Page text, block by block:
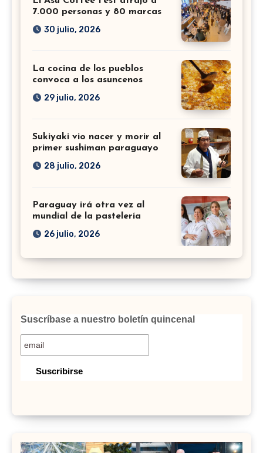
7.000 personas y 80 marcas
30 julio, 2026
La cocina de los pueblos
convoca a los asuncenos
29 julio, 2026
Sukiyaki vio nacer y morir al
primer sushiman paraguayo
28 julio, 2026
Paraguay irá otra vez al
mundial de la pastelería
26 julio, 2026
Suscríbase a nuestro boletín quincenal